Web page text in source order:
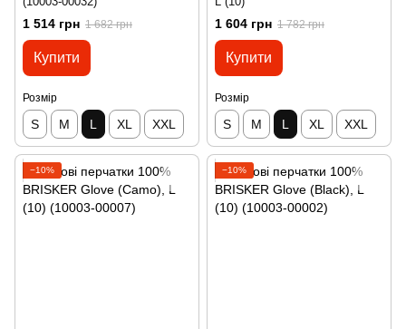
1 514 грн 1 682 грн
Купити
Розмір
S M L XL XXL
1 604 грн 1 782 грн
Купити
Розмір
S M L XL XXL
−10% −10%